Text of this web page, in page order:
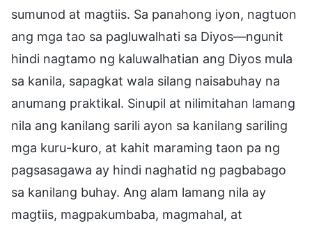
sumunod at magtiis. Sa panahong iyon, nagtuon
ang mga tao sa pagluwalhati sa Diyos—ngunit
hindi nagtamo ng kaluwalhatian ang Diyos mula
sa kanila, sapagkat wala silang naisabuhay na
anumang praktikal. Sinupil at nilimitahan lamang
nila ang kanilang sarili ayon sa kanilang sariling
mga kuru-kuro, at kahit maraming taon pa ng
pagsasagawa ay hindi naghatid ng pagbabago
sa kanilang buhay. Ang alam lamang nila ay
magtiis, magpakumbaba, magmahal, at